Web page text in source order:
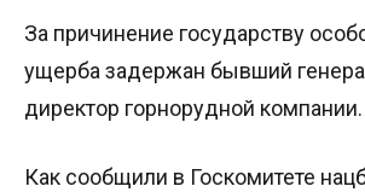
За причинение государству
ущерба задержан бывший
директор горнорудной компании.
Как сообщили в Госкомитете